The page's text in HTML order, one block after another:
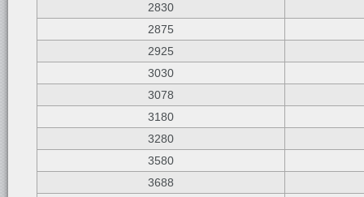
2830
2875
2925
3030
3078
3180
3280
3580
3688